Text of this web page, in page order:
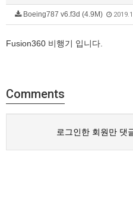
Boeing787 v6.f3d (4.9M)
Fusion360 비행기 입니다.
Comments
로그인한 회원만 댓